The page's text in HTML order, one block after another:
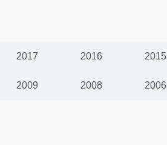
2017 2016 2015
2009 2008 2006